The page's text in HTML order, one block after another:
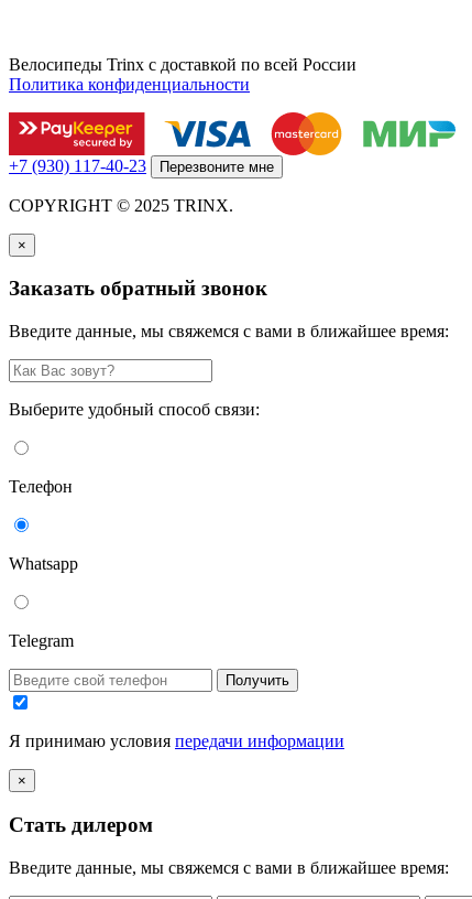
Велосипеды Trinx с доставкой по всей России
Политика конфиденциальности
+7 (930) 117-40-23 Перезвоните мне
COPYRIGHT © 2025 TRINX.
×
Заказать обратный звонок
Введите данные, мы свяжемся с вами в ближайшее время:
Выберите удобный способ связи:
Телефон
Whatsapp
Telegram
Получить
Я принимаю условия передачи информации
×
Стать дилером
Введите данные, мы свяжемся с вами в ближайшее время: